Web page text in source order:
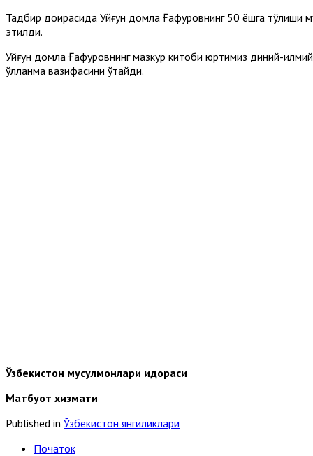
Тадбир доирасида Уйғун домла Ғафуровнинг 50 ёшга тўлиши
этилди.
Уйғун домла Ғафуровнинг мазкур китоби юртимиз диний-
қўлланма вазифасини ўтайди.
Ўзбекистон мусулмонлари идораси
Матбуот хизмати
Published in Ўзбекистон янгиликлари
Початок